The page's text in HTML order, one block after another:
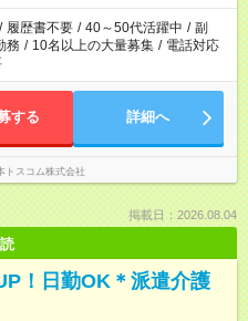
/ 履歴書不要 / 40～50代活躍中 / 副
務 / 10名以上の大量募集 / 電話対応
する 詳細へ
トスコム株式会社
掲載日：2026.08.04
！日勤OK＊派遣介護